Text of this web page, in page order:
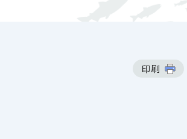
印刷